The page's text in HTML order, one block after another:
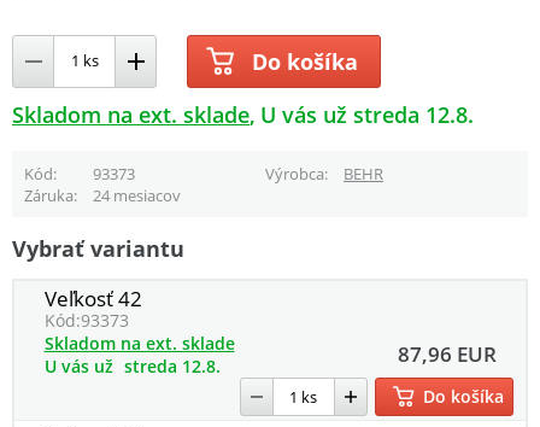
Do košíka
Skladom na ext. sklade U vás už streda 12.8.
Kód 93373 Výrobca
BEHR
Záruka
24 mesiacov
Vybrať variantu
Veľkosť 42
Kód:93373
87,96 EUR
Skladom na ext. sklade
U vás už streda 12.8.
Do košíka